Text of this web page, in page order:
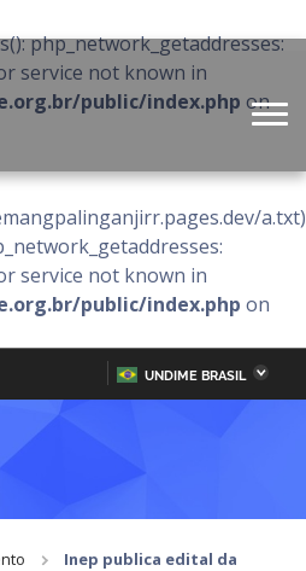
php_network_getaddresses:
service not known in
public/index.php on
service not known in
public/index.php on
PARA
UNDIME BRASIL
Inep publica edital da